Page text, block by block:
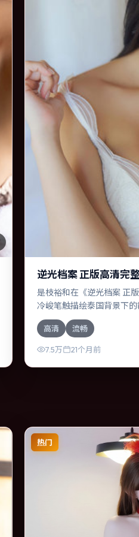
逆光档案 正版高清完
是枝裕和在《逆光档案 正
冷峻笔触描绘泰国背景下
层次丰富。作为一部冒险
推向不可逆转的结局；视听
高清 流畅
7.5万 21个月前
热门